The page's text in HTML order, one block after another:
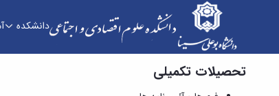
دانشکده
فرم ها و آئین نامه ها - دانشکده علوم
تحصیلات تکمیلی